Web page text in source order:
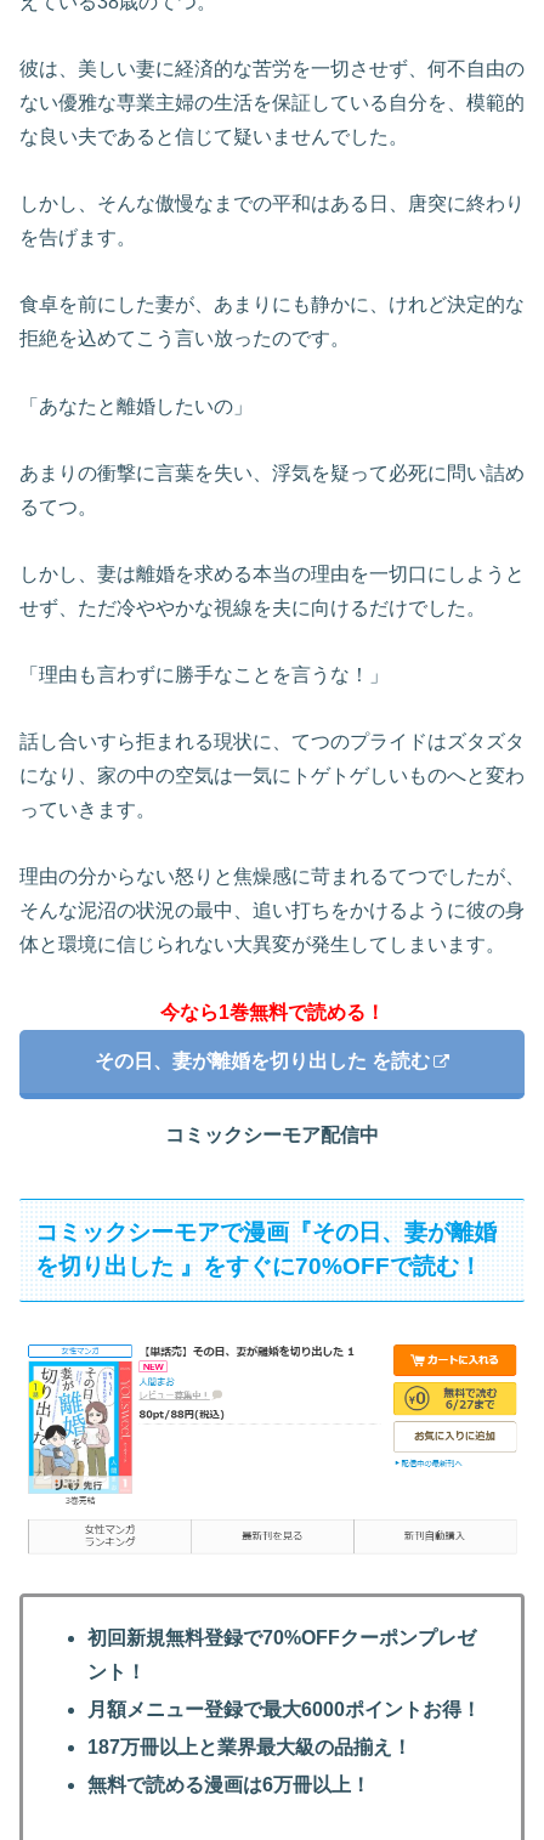
彼は、美しい妻に経済的な苦労を一切させず、何不自由の
ない優雅な専業主婦の生活を保証している自分を、模範的
な良い夫であると信じて疑いませんでした。
しかし、そんな傲慢なまでの平和はある日、唐突に終わり
を告げます。
食卓を前にした妻が、あまりにも静かに、けれど決定的な
拒絶を込めてこう言い放ったのです。
「あなたと離婚したいの」
あまりの衝撃に言葉を失い、浮気を疑って必死に問い詰め
るてつ。
しかし、妻は離婚を求める本当の理由を一切口にしようと
せず、ただ冷ややかな視線を夫に向けるだけでした。
「理由も言わずに勝手なことを言うな！」
話し合いすら拒まれる現状に、てつのプライドはズタズタ
になり、家の中の空気は一気にトゲトゲしいものへと変わ
っていきます。
理由の分からない怒りと焦燥感に苛まれるてつでしたが、
そんな泥沼の状況の最中、追い打ちをかけるように彼の身
体と環境に信じられない大異変が発生してしまいます。
今なら1巻無料で読める！
その日、妻が離婚を切り出した を読む
コミックシーモア配信中
コミックシーモアで漫画『その日、妻が離婚
を切り出した 』をすぐに70%OFFで読む！
初回新規無料登録で70%OFFクーポンプレゼ
ント！
月額メニュー登録で最大6000ポイントお得！
187万冊以上と業界最大級の品揃え！
無料で読める漫画は6万冊以上！